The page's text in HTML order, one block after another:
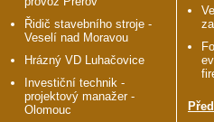
Řidič stavebního stroje -
Veselí nad Moravou
Hrázný VD Luhačovice
Investiční technik -
projektový manažer -
Olomouc